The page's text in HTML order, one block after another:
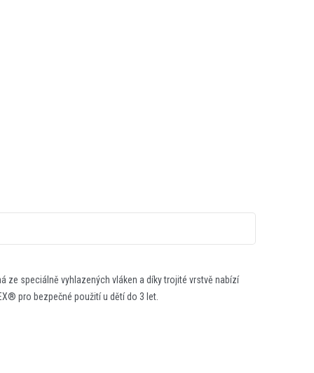
ze speciálně vyhlazených vláken a díky trojité vrstvě nabízí
pro bezpečné použití u dětí do 3 let.